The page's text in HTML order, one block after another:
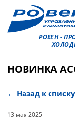
РОВЕН -
НОВИНКА
← Назад к списку
13 мая 2025